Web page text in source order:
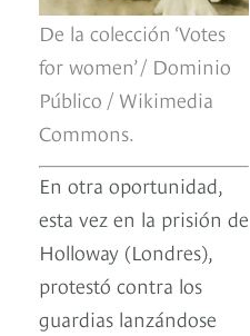
De la colección ‘Votes
for women’ / Dominio
Público / Wikimedia
Commons.
En otra oportunidad,
esta vez en la prisión de
Holloway (Londres),
protestó contra los
guardias lanzándose